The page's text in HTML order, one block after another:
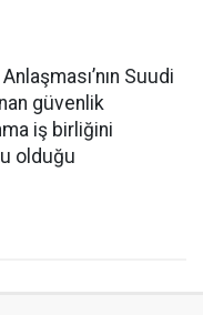
Suudi
güvenlik
iş birliğini
olduğu